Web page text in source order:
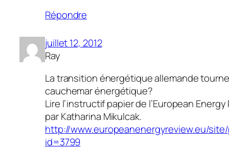
Répondre
juillet 12, 2012
Ray
La transition énergétique allemande
cauchemar énergétique?
Lire l’instructif papier de l’European
par Katharina Mikulcak.
http://www.europeanenergyreview.eu/
id=3799